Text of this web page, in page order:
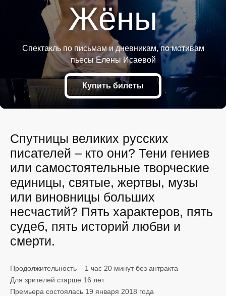
Жёны
Спектакль по письмам и дневникам, по мотивам
пьесы Елены Исаевой
Купить билеты
Спутницы великих русских
писателей – кто они? Тени гениев
или самостоятельные творческие
единицы, святые, жертвы, музы
или виновницы больших
несчастий? Пять характеров, пять
судеб, пять историй любви и
смерти.
Продолжительность – 1 час 20 минут без антракта
Для зрителей старше 16 лет
Премьера состоялась 19 января 2018 года